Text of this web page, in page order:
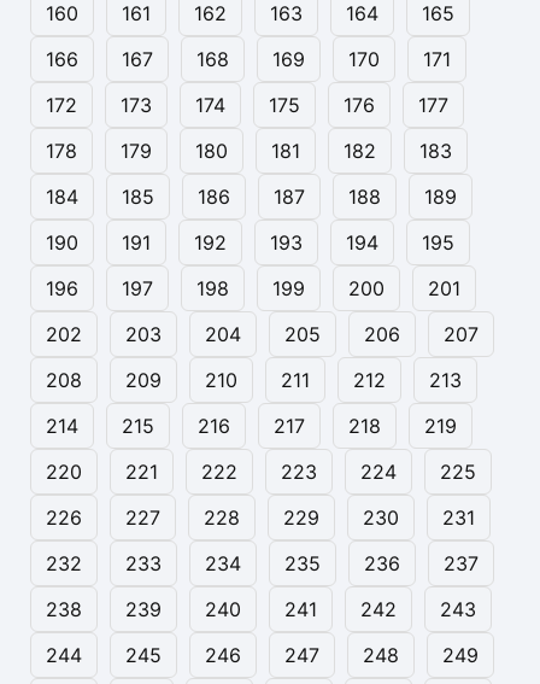
160
161 162 163 164
165
166
167 168 169 170
171
172
173 174 175 176
177
178
179 180 181 182
183
184
185 186 187 188
189
190
191 192 193 194
195
196
197 198 199 200
201
202
203 204 205 206
207
208
209 210 211 212
213
214
215 216 217 218
219
220
221 222 223 224
225
226
227 228 229 230
231
232
233 234 235 236
237
238
239 240 241 242
243
244
245 246 247 248
249